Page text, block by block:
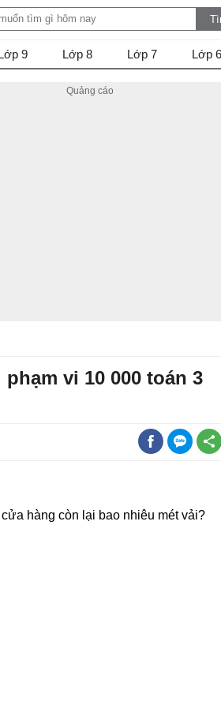
9 Lớp 8 Lớp 7 Lớp 6
vi 10 000 toán 3
hàng còn lại bao nhiêu mét vải?